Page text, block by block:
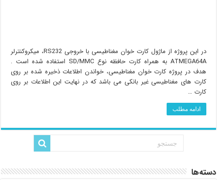
در این پروژه از ماژول کارت خوان مغناطیسی با خروجی RS232، میکروکنترلر
ATMEGA64A به همراه کارت حافظه نوع SD/MMC استفاده شده است .
هدف در پروژه کارت خوان مغناطیسی، خواندن اطلاعات ذخیره شده بر روی
کارت های مغناطیسی غیر بانکی می باشد که در نهایت این اطلاعات بر روی
کارت …
ادامه مطلب
دسته‌ها